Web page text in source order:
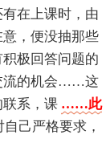
在上课时，由
，便没抽那些
极回答问题的
流的机会……这
系，课 ……此
己严格要求，